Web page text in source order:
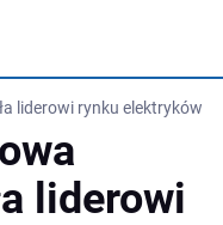
liderowi rynku elektryków
liderowi